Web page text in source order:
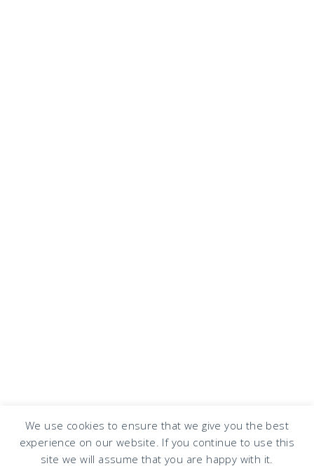
We use cookies to ensure that we give you the best
experience on our website. If you continue to use this
site we will assume that you are happy with it.
COPYRIGHT © 2026 · DESIGN BYDESIGN CHICKY